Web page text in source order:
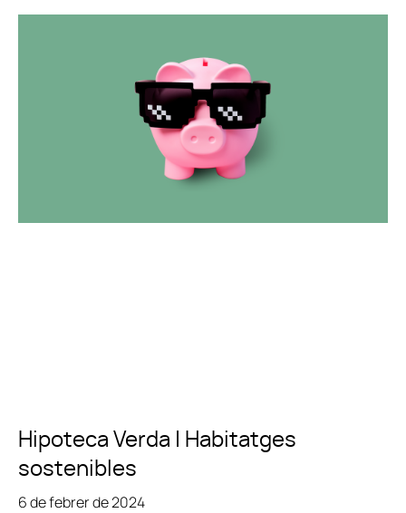
Hipoteca Verda | Habitatges
sostenibles
6 de febrer de 2024